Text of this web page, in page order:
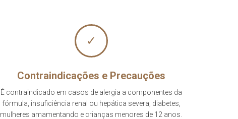
✓
Contraindicações e Precauções
É contraindicado em casos de alergia a componentes da
fórmula, insuficiência renal ou hepática severa, diabetes,
mulheres amamentando e crianças menores de 12 anos.